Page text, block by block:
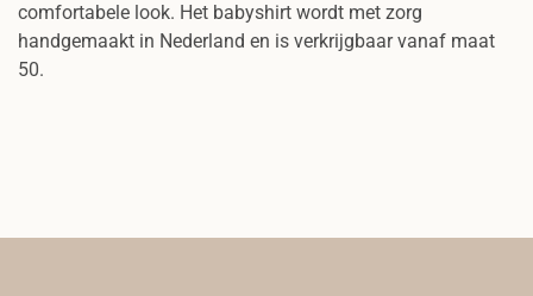
comfortabele look. Het babyshirt wordt met zorg
handgemaakt in Nederland en is verkrijgbaar vanaf maat
50.